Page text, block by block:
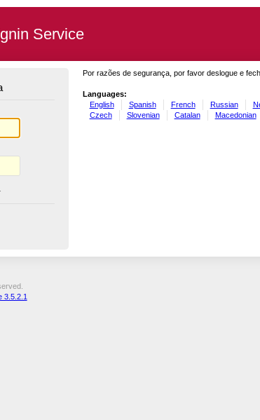
Service
Por razões de segurança, por favor deslogue e
Languages:
English
Spanish French Russian
Czech
Slovenian Catalan Macedonian
3.5.2.1